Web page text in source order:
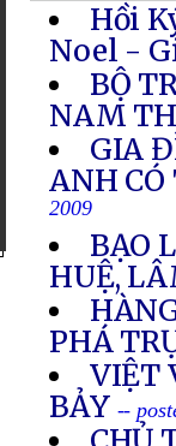
Hồi
Noel -
BỘ
NAM
GIA
ANH
2009
BẠO
HUỆ,
PHÁ
VIỆT
BẢY --